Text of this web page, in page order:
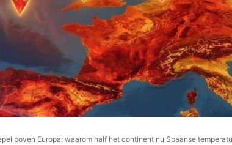
boven Europa: waarom half het continent nu Spaanse